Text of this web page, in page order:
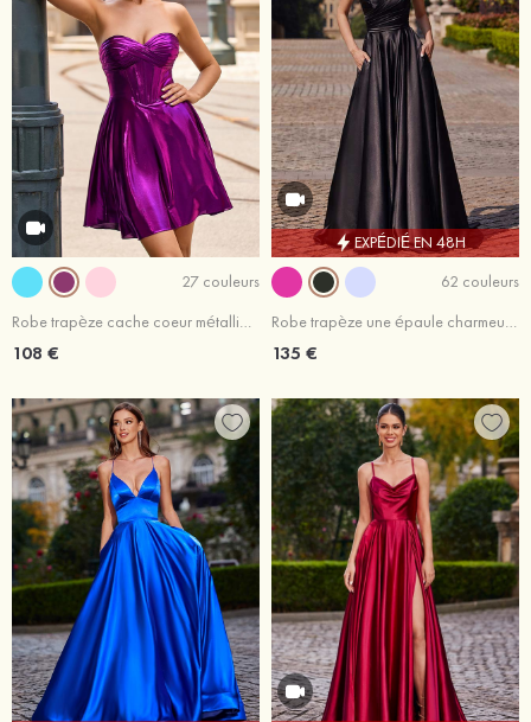
27 couleurs
Robe trapèze cache coeur métallique courte/mini robe de fête de la rentrée
108 €
EXPÉDIÉ EN 48H
62 couleurs
Robe trapèze une épaule charmeuse traîne balayage robe de bal
135 €